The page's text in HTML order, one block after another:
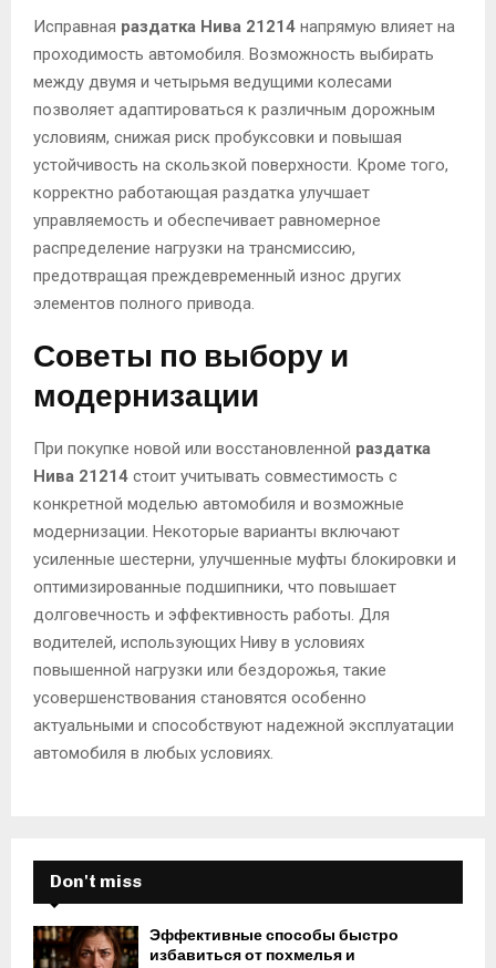
Исправная раздатка Нива 21214 напрямую влияет на
проходимость автомобиля. Возможность выбирать
между двумя и четырьмя ведущими колесами
позволяет адаптироваться к различным дорожным
условиям, снижая риск пробуксовки и повышая
устойчивость на скользкой поверхности. Кроме того,
корректно работающая раздатка улучшает
управляемость и обеспечивает равномерное
распределение нагрузки на трансмиссию,
предотвращая преждевременный износ других
элементов полного привода.
Советы по выбору и
модернизации
При покупке новой или восстановленной раздатка
Нива 21214 стоит учитывать совместимость с
конкретной моделью автомобиля и возможные
модернизации. Некоторые варианты включают
усиленные шестерни, улучшенные муфты блокировки и
оптимизированные подшипники, что повышает
долговечность и эффективность работы. Для
водителей, использующих Ниву в условиях
повышенной нагрузки или бездорожья, такие
усовершенствования становятся особенно
актуальными и способствуют надежной эксплуатации
автомобиля в любых условиях.
Don't miss
Эффективные способы быстро
избавиться от похмелья и